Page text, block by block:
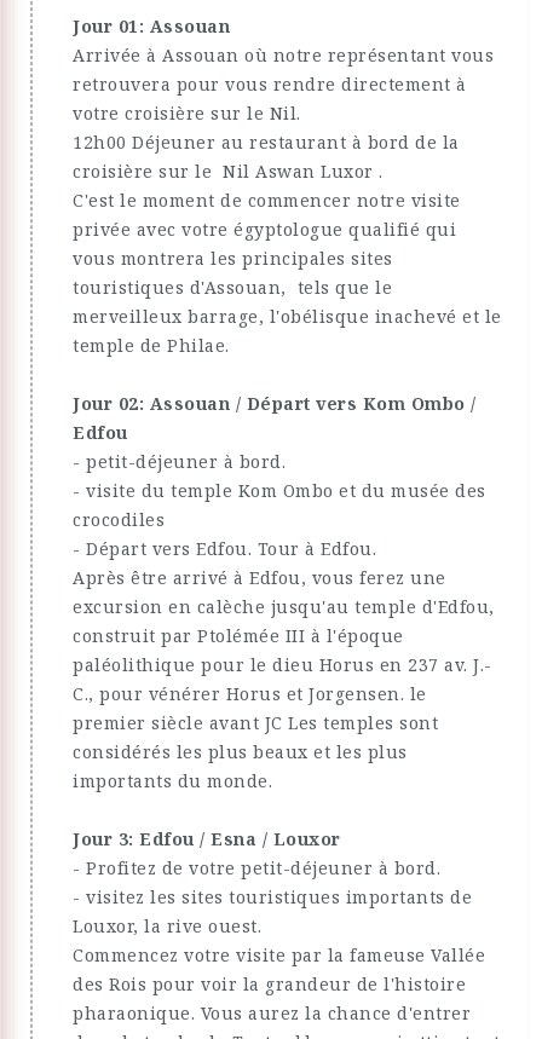
Jour 01: Assouan
Arrivée à Assouan où notre représentant vous
retrouvera pour vous rendre directement à
votre croisière sur le Nil.
12h00 Déjeuner au restaurant à bord de la
croisière sur le Nil Aswan Luxor .
C'est le moment de commencer notre visite
privée avec votre égyptologue qualifié qui
vous montrera les principales sites
touristiques d'Assouan, tels que le
merveilleux barrage, l'obélisque inachevé et le
temple de Philae.
Jour 02: Assouan / Départ vers Kom Ombo /
Edfou
- petit-déjeuner à bord.
- visite du temple Kom Ombo et du musée des
crocodiles
- Départ vers Edfou. Tour à Edfou.
Après être arrivé à Edfou, vous ferez une
excursion en calèche jusqu'au temple d'Edfou,
construit par Ptolémée III à l'époque
paléolithique pour le dieu Horus en 237 av. J.-
C., pour vénérer Horus et Jorgensen. le
premier siècle avant JC Les temples sont
considérés les plus beaux et les plus
importants du monde.
Jour 3: Edfou / Esna / Louxor
- Profitez de votre petit-déjeuner à bord.
- visitez les sites touristiques importants de
Louxor, la rive ouest.
Commencez votre visite par la fameuse Vallée
des Rois pour voir la grandeur de l'histoire
pharaonique. Vous aurez la chance d'entrer